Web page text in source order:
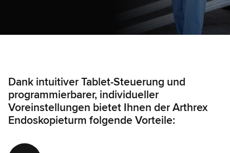
Dank intuitiver Tablet-Steuerung und
programmierbarer, individueller
Voreinstellungen bietet Ihnen der Arthrex
Endoskopieturm folgende Vorteile: